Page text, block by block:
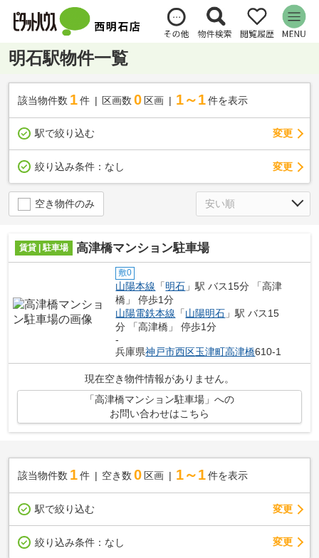
明石駅物件一覧
該当物件数 1件 区画数 0 区画 1～1 件を表示
駅で絞り込む 変更
絞り込み条件： なし 変更
空き物件のみ
賃貸 | 駐車場 高津橋マンション駐車場
敷0
山陽本線 「明石 」駅 バス15分 「高津
橋」 停歩1分
山陽電鉄本線 「山陽明石 」駅 バス15
分 「高津橋」 停歩1分
-
兵庫県神戸市西区玉津町高津橋610-1
現在空き物件情報がありません。
「高津橋マンション駐車場」への
お問い合わせはこちら
該当物件数 1件 空き数 0 区画 1～1 件を表示
駅で絞り込む 変更
絞り込み条件： なし 変更